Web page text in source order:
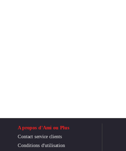
A propos d'Ami ou Plus
Contact service clients
Conditions d'utilisation